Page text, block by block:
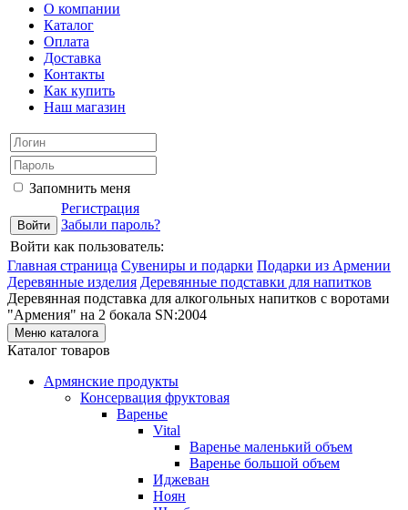
О компании
Каталог
Оплата
Доставка
Контакты
Как купить
Наш магазин
Запомнить меня
Регистрация
Забыли пароль?
Войти как пользователь:
Главная страница Сувениры и подарки Подарки из Армении
Деревянные изделия Деревянные подставки для напитков
Деревянная подставка для алкогольных напитков с воротами
"Армения" на 2 бокала SN:2004
Меню каталога
Каталог товаров
Армянские продукты
Консервация фруктовая
Варенье
Vital
Варенье маленький объем
Варенье большой объем
Иджеван
Ноян